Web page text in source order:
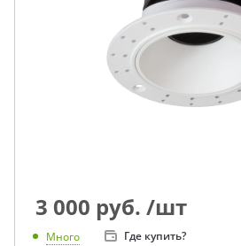
3 000 руб. /шт
Много Где купить?